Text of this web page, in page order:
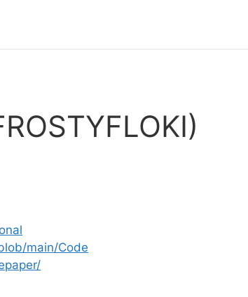
main/Code